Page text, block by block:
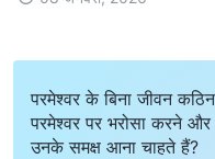
परमेश्वर के बिना जीवन
परमेश्वर पर भरोसा करने
उनके समक्ष आना चाहते हैं?